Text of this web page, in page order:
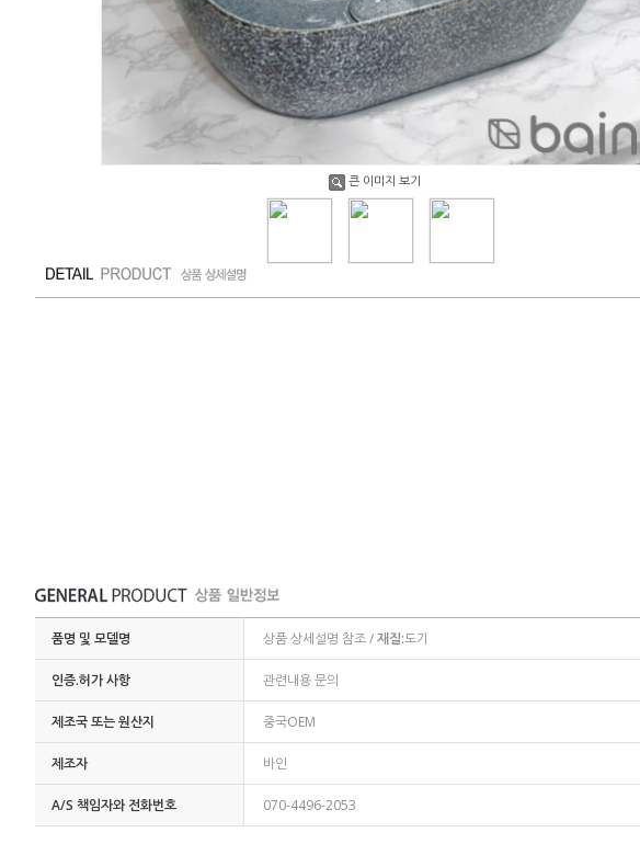
큰 이미지 보기
품명 및 모델명 상품 상세설명 참조 /재질:도기
인증.허가 사항 관련내용 문의
제조국 또는 원산지 중국OEM
제조자 바인
A/S 책임자와 전화번호 070-4496-2053